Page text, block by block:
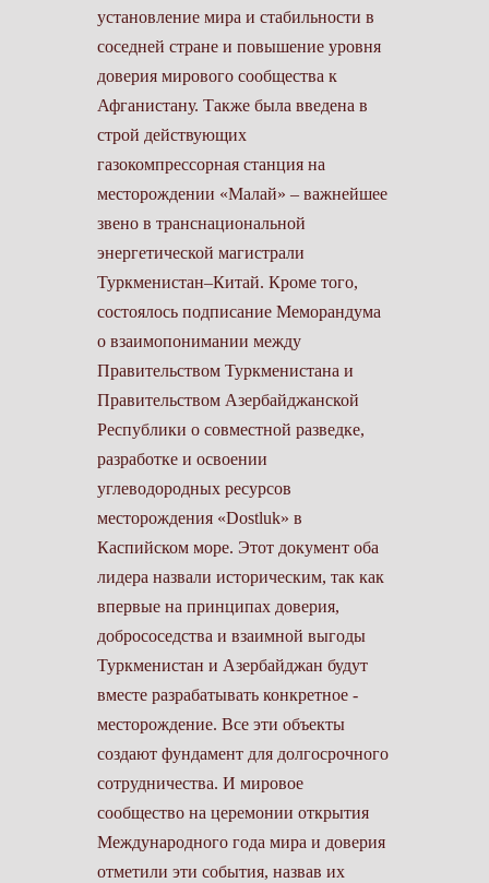
установление мира и стабильности в
соседней стране и повышение уровня
доверия мирового сообщества к
Афганистану. Также была введена в
строй действующих
газокомпрессорная станция на
месторождении «Малай» – важнейшее
звено в транснациональной
энергетической магистрали
Туркменистан–Китай. Кроме того,
состоялось подписание Меморандума
о взаимопонимании между
Правительством Туркменистана и
Правительством Азербайджанской
Республики о совместной разведке,
разработке и освоении
углеводородных ресурсов
месторождения «Dostluk» в
Каспийском море. Этот документ оба
лидера назвали историческим, так как
впервые на принципах доверия,
добрососедства и взаимной выгоды
Туркменистан и Азербайджан будут
вместе разрабатывать конкретное ­
месторождение. Все эти объекты
создают фундамент для долгосрочного
сотрудничества. И мировое
сообщество на церемонии открытия
Международного года мира и доверия
отметили эти события, назвав их